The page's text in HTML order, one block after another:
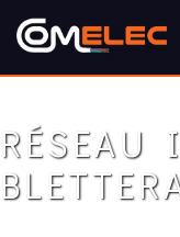
Panneau de gestion
RÉSEAU